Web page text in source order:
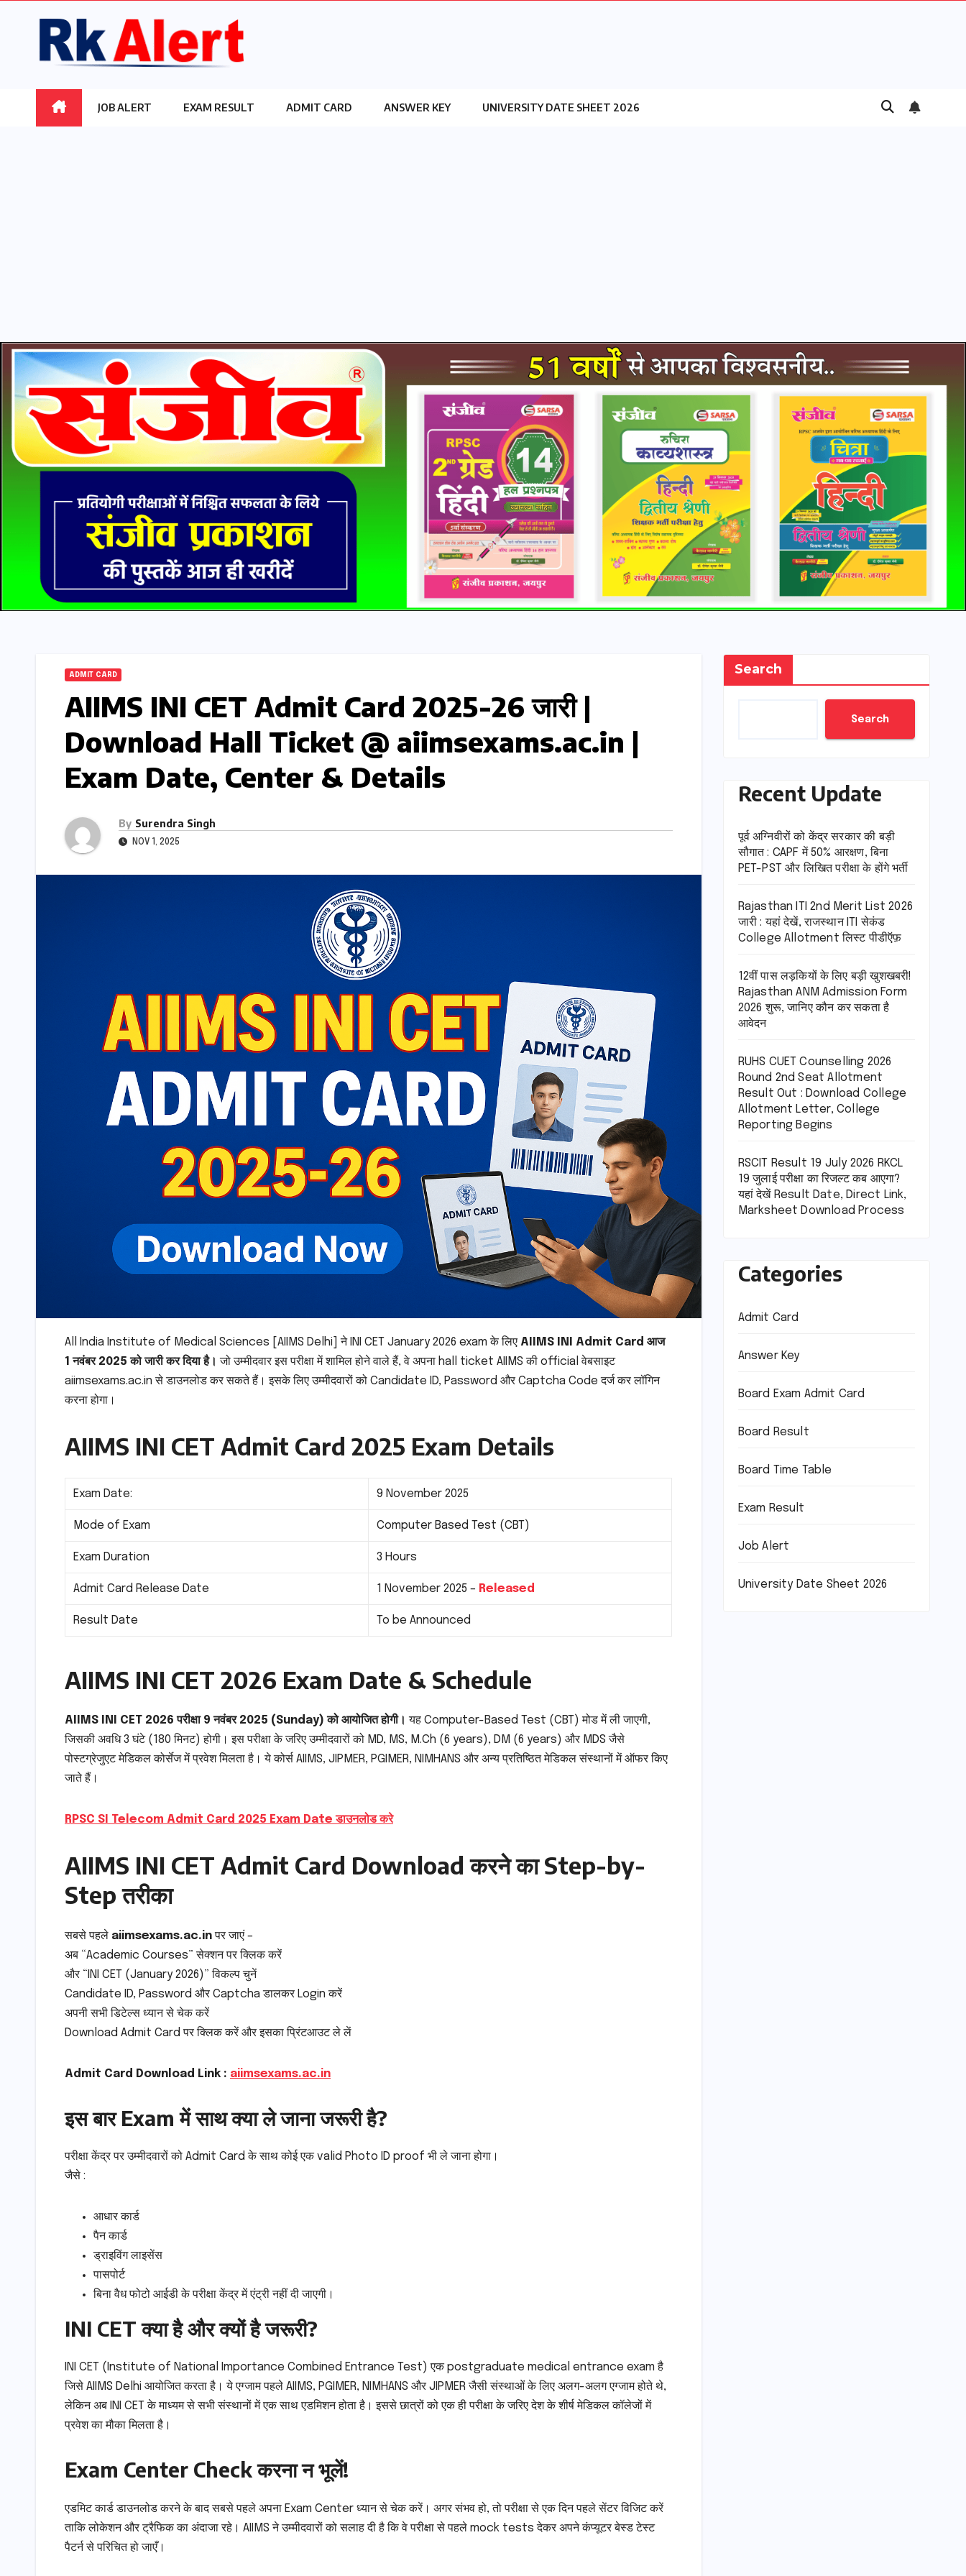
JOB ALERT EXAM RESULT ADMIT CARD ANSWER KEY UNIVERSITY DATE SHEET 2026
ADMIT CARD
AIIMS INI CET Admit Card 2025-26 जारी |
Download Hall Ticket @ aiimsexams.ac.in |
Exam Date, Center & Details
By Surendra Singh
NOV 1, 2025
All India Institute of Medical Sciences [AIIMS Delhi] ने INI CET January 2026 exam के लिए AIIMS INI Admit Card आज
1 नवंबर 2025 को जारी कर दिया है।जो उम्मीदवार इस परीक्षा में शामिल होने वाले हैं, वे अपना hall ticket AIIMS की official वेबसाइट
aiimsexams.ac.in से डाउनलोड कर सकते हैं। इसके लिए उम्मीदवारों को Candidate ID, Password और Captcha Code दर्ज कर लॉगिन
करना होगा।
AIIMS INI CET Admit Card 2025 Exam Details
Exam Date: 9 November 2025
Mode of Exam Computer Based Test (CBT)
Exam Duration 3 Hours
Admit Card Release Date 1 November 2025 – Released
Result Date To be Announced
AIIMS INI CET 2026 Exam Date & Schedule
AIIMS INI CET 2026 परीक्षा 9 नवंबर 2025 (Sunday) को आयोजित होगी। यह Computer-Based Test (CBT) मोड में ली जाएगी,
जिसकी अवधि 3 घंटे (180 मिनट) होगी। इस परीक्षा के जरिए उम्मीदवारों को MD, MS, M.Ch (6 years), DM (6 years) और MDS जैसे
पोस्टग्रेजुएट मेडिकल कोर्सेज में प्रवेश मिलता है। ये कोर्स AIIMS, JIPMER, PGIMER, NIMHANS और अन्य प्रतिष्ठित मेडिकल संस्थानों में ऑफर किए
जाते हैं।
RPSC SI Telecom Admit Card 2025 Exam Date डाउनलोड करे
AIIMS INI CET Admit Card Download करने का Step-by-
Step तरीका
सबसे पहले aiimsexams.ac.inपर जाएं –
अब “Academic Courses” सेक्शन पर क्लिक करें
और “INI CET (January 2026)” विकल्प चुनें
Candidate ID, Password और Captcha डालकर Login करें
अपनी सभी डिटेल्स ध्यान से चेक करें
Download Admit Card पर क्लिक करें और इसका प्रिंटआउट ले लें
Admit Card Download Link : aiimsexams.ac.in
इस बार Exam में साथ क्या ले जाना जरूरी है?
परीक्षा केंद्र पर उम्मीदवारों को Admit Card के साथ कोई एक valid Photo ID proof भी ले जाना होगा।
जैसे :
आधार कार्ड
पैन कार्ड
ड्राइविंग लाइसेंस
पासपोर्ट
बिना वैध फोटो आईडी के परीक्षा केंद्र में एंट्री नहीं दी जाएगी।
INI CET क्या है और क्यों है जरूरी?
INI CET (Institute of National Importance Combined Entrance Test) एक postgraduate medical entrance exam है
जिसे AIIMS Delhi आयोजित करता है। ये एग्जाम पहले AIIMS, PGIMER, NIMHANS और JIPMER जैसी संस्थाओं के लिए अलग-अलग एग्जाम होते थे,
लेकिन अब INI CET के माध्यम से सभी संस्थानों में एक साथ एडमिशन होता है। इससे छात्रों को एक ही परीक्षा के जरिए देश के शीर्ष मेडिकल कॉलेजों में
प्रवेश का मौका मिलता है।
Exam Center Check करना न भूलें!
एडमिट कार्ड डाउनलोड करने के बाद सबसे पहले अपना Exam Center ध्यान से चेक करें। अगर संभव हो, तो परीक्षा से एक दिन पहले सेंटर विजिट करें
ताकि लोकेशन और ट्रैफिक का अंदाजा रहे। AIIMS ने उम्मीदवारों को सलाह दी है कि वे परीक्षा से पहले mock tests देकर अपने कंप्यूटर बेस्ड टेस्ट
पैटर्न से परिचित हो जाएँ।
Search
Search
Recent Update
पूर्व अग्निवीरों को केंद्र सरकार की बड़ी
सौगात : CAPF में 50% आरक्षण, बिना
PET-PST और लिखित परीक्षा के होंगे भर्ती
Rajasthan ITI 2nd Merit List 2026
जारी : यहां देखें, राजस्थान ITI सेकंड
College Allotment लिस्ट पीडीऍफ़
12वीं पास लड़कियों के लिए बड़ी खुशखबरी!
Rajasthan ANM Admission Form
2026 शुरू, जानिए कौन कर सकता है
आवेदन
RUHS CUET Counselling 2026
Round 2nd Seat Allotment
Result Out : Download College
Allotment Letter, College
Reporting Begins
RSCIT Result 19 July 2026 RKCL
19 जुलाई परीक्षा का रिजल्ट कब आएगा?
यहां देखें Result Date, Direct Link,
Marksheet Download Process
Categories
Admit Card
Answer Key
Board Exam Admit Card
Board Result
Board Time Table
Exam Result
Job Alert
University Date Sheet 2026